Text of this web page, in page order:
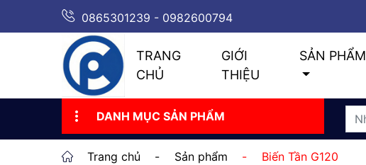
0865301239 - 0982600794
TRANG
CHỦ
GIỚI
THIỆU
SẢN PHẨM
DANH MỤC SẢN PHẨM
Trang chủ - Sản phẩm - Biến Tần G120